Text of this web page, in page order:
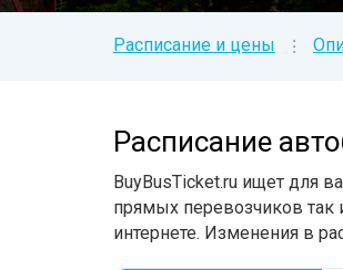
Расписание и цены ⁝
Расписание
BuyBusTicket.ru ищет для
прямых перевозчиков так
интернете. Изменения в